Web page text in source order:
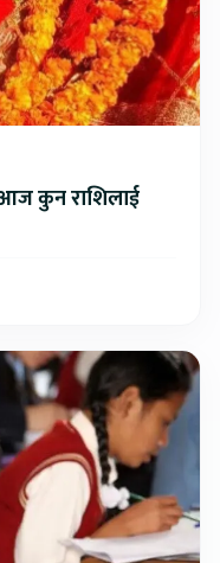
कुन राशिलाई